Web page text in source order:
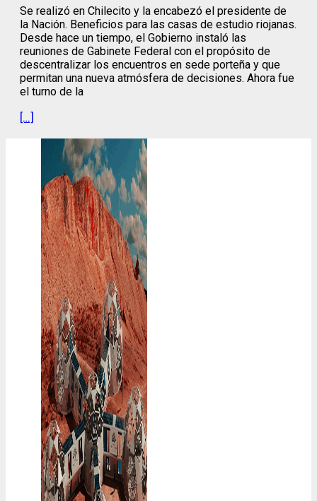
Se realizó en Chilecito y la encabezó el presidente de
la Nación. Beneficios para las casas de estudio riojanas.
Desde hace un tiempo, el Gobierno instaló las
reuniones de Gabinete Federal con el propósito de
descentralizar los encuentros en sede porteña y que
permitan una nueva atmósfera de decisiones. Ahora fue
el turno de la
[…]